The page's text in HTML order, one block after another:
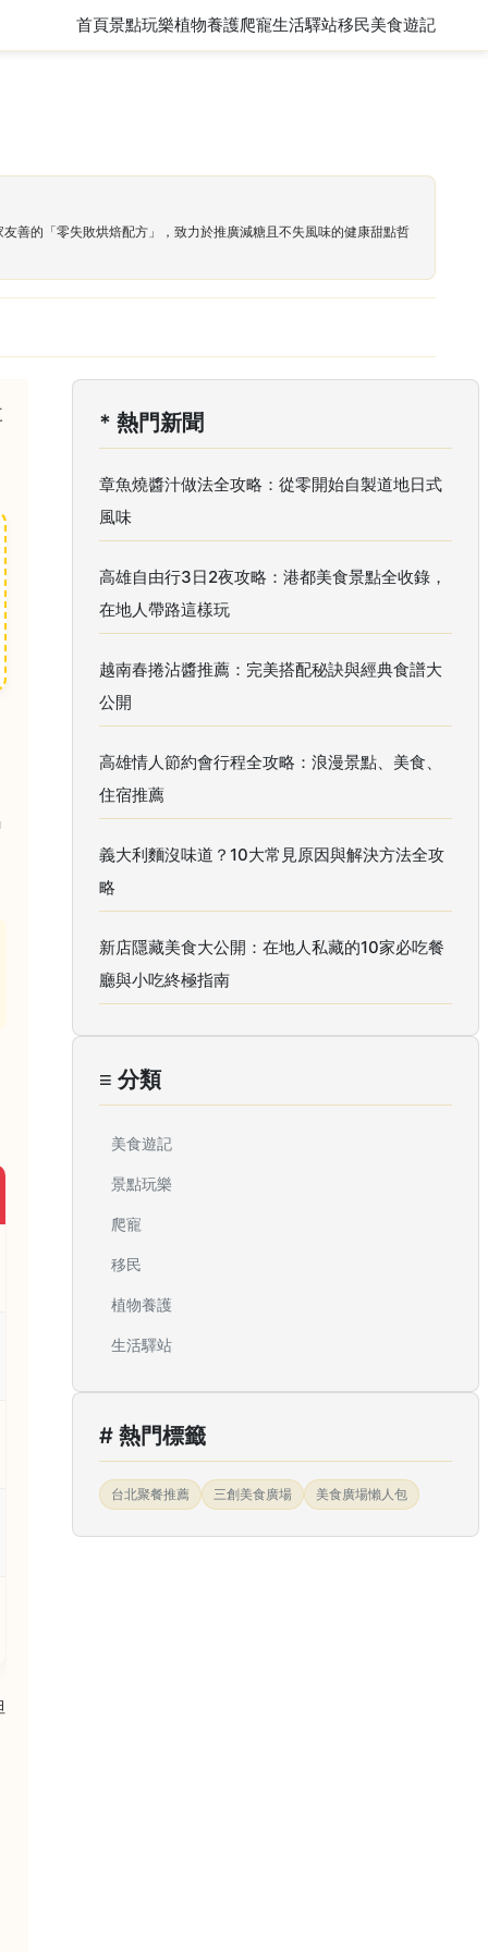
首頁景點玩樂植物養護爬寵生活驛站移民美食遊記
善的「零失敗烘焙配方」，致力於推廣減糖且不失風味的健康甜點哲
* 熱門新聞
章魚燒醬汁做法全攻略：從零開始自製道地日式
風味
高雄自由行3日2夜攻略：港都美食景點全收錄，
在地人帶路這樣玩
越南春捲沾醬推薦：完美搭配秘訣與經典食譜大
公開
高雄情人節約會行程全攻略：浪漫景點、美食、
住宿推薦
義大利麵沒味道？10大常見原因與解決方法全攻
略
新店隱藏美食大公開：在地人私藏的10家必吃餐
廳與小吃終極指南
≡ 分類
美食遊記
景點玩樂
爬寵
移民
植物養護
生活驛站
# 熱門標籤
台北聚餐推薦 三創美食廣場 美食廣場懶人包